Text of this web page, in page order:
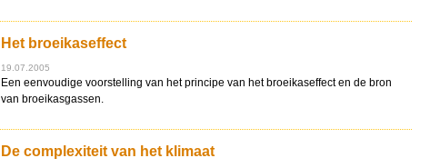
Het broeikaseffect
19.07.2005
Een eenvoudige voorstelling van het principe van het broeikaseffect en de bron
van broeikasgassen.
De complexiteit van het klimaat